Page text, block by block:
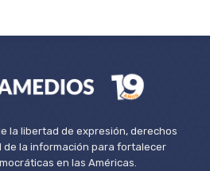
la libertad de expresión, derechos
la información para fortalecer
en las Américas.